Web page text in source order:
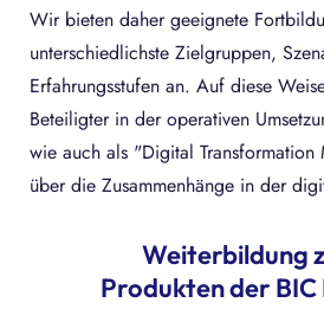
Wir bieten daher geeignete
unterschiedlichste Zielgruppen,
Erfahrungsstufen an. Auf diese
Beteiligter in der operativen
wie auch als "Digital
über die Zusammenhänge in der
Weiterbildung
Produkten der